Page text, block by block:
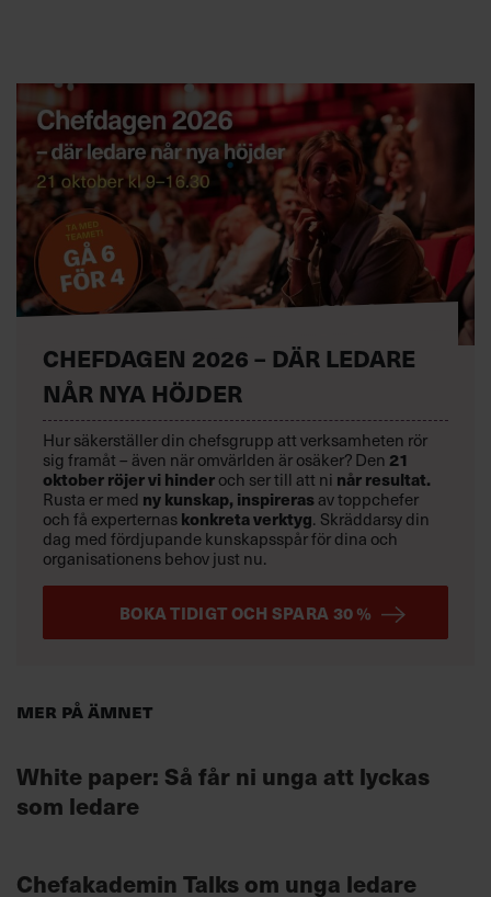
Mer på ämnet
White paper: Så får ni unga att lyckas
som ledare
Chefakademin Talks om unga ledare
CHEFDAGEN 2026 – DÄR LEDARE
NÅR NYA HÖJDER
Hur säkerställer din chefsgrupp att verksamheten rör
sig framåt – även när omvärlden är osäker? Den 21
oktoberröjer vi hinder och ser till att ni når resultat.
Rusta er med ny kunskap, inspirerasav toppchefer
och få experternas konkreta verktyg. Skräddarsy din
dag med fördjupande kunskapsspår för dina och
organisationens behov just nu.
BOKA TIDIGT OCH SPARA 30 %